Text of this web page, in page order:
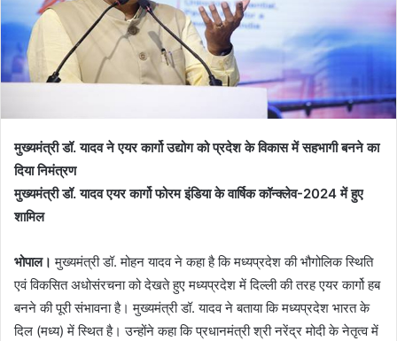
मुख्यमंत्री डॉ. यादव ने एयर कार्गो उद्योग को प्रदेश के विकास में सहभागी बनने का
दिया निमंत्रण
मुख्यमंत्री डॉ. यादव एयर कार्गो फोरम इंडिया के वार्षिक कॉन्क्लेव-2024 में हुए
शामिल
भोपाल। मुख्यमंत्री डॉ. मोहन यादव ने कहा है कि मध्यप्रदेश की भौगोलिक स्थिति
एवं विकसित अधोसंरचना को देखते हुए मध्यप्रदेश में दिल्ली की तरह एयर कार्गो हब
बनने की पूरी संभावना है। मुख्यमंत्री डॉ. यादव ने बताया कि मध्यप्रदेश भारत के
दिल (मध्य) में स्थित है। उन्होंने कहा कि प्रधानमंत्री श्री नरेंद्र मोदी के नेतृत्व में